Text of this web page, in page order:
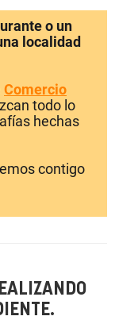
o un
localidad
Comercio
todo lo
hechas
contigo